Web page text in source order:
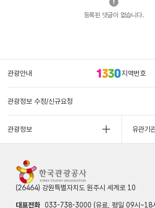
등록된 댓글이 없습니다.
관광안내 지역번호
관광정보 수정/신규요청
관광정보 유관기
(26464) 강원특별자치도 원주시 세계로 10
대표전화 033-738-3000 (유료, 평일 09시~18